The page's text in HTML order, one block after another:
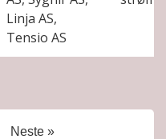
Linja AS,
Tensio AS
Neste »